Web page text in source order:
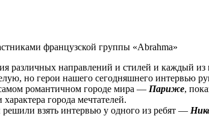
различных направлений и стилей и каждый из
но герои нашего сегодняшнего интервью
романтичном городе мира — Париже,
города мечтателей.
взять интервью у одного из ребят —